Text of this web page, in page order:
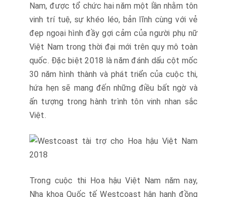
Nam, được tổ chức hai năm một lần nhằm tôn
vinh trí tuệ, sự khéo léo, bản lĩnh cùng với vẻ
đẹp ngoại hình đầy gợi cảm của người phụ nữ
Việt Nam trong thời đại mới trên quy mô toàn
quốc. Đặc biệt 2018 là năm đánh dấu cột mốc
30 năm hình thành và phát triển của cuộc thi,
hứa hẹn sẽ mang đến những điều bất ngờ và
ấn tượng trong hành trình tôn vinh nhan sắc
Việt.
Trong cuộc thi Hoa hậu Việt Nam năm nay,
Nha khoa Quốc tế Westcoast hân hạnh đồng